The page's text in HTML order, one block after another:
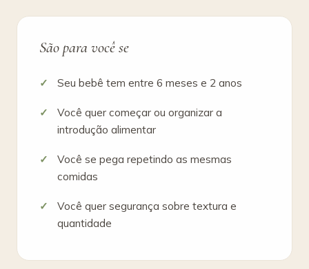
São para você se
Seu bebê tem entre 6 meses e 2 anos
Você quer começar ou organizar a
introdução alimentar
Você se pega repetindo as mesmas
comidas
Você quer segurança sobre textura e
quantidade